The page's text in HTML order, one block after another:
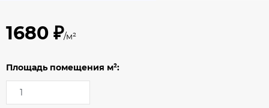
1680 ₽/м²
Площадь помещения м²: